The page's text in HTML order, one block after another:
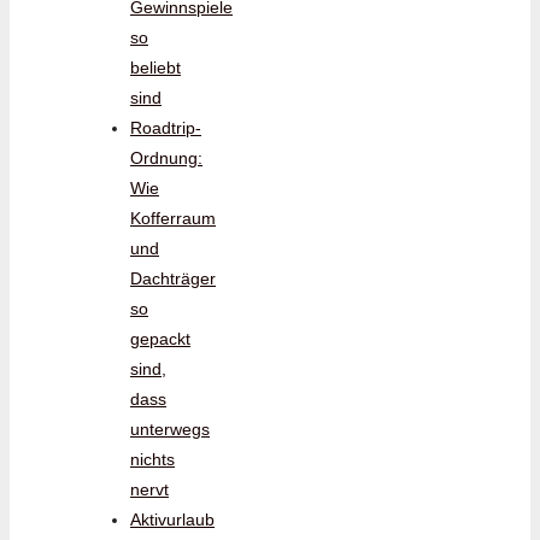
Gewinnspiele
so
beliebt
sind
Roadtrip-
Ordnung:
Wie
Kofferraum
und
Dachträger
so
gepackt
sind,
dass
unterwegs
nichts
nervt
Aktivurlaub